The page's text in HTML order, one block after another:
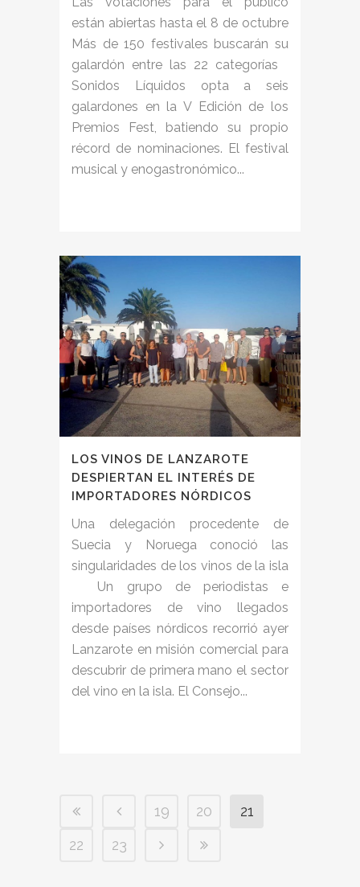
están abiertas hasta el 8 de octubre
Más de 150 festivales buscarán su
galardón entre las 22 categorías
Sonidos Líquidos opta a seis
galardones en la V Edición de los
Premios Fest, batiendo su propio
récord de nominaciones. El festival
musical y enogastronómico...
LOS VINOS DE LANZAROTE
DESPIERTAN EL INTERÉS DE
IMPORTADORES NÓRDICOS
Una delegación procedente de
Suecia y Noruega conoció las
singularidades de los vinos de la isla
Un grupo de periodistas e
importadores de vino llegados
desde países nórdicos recorrió ayer
Lanzarote en misión comercial para
descubrir de primera mano el sector
del vino en la isla. El Consejo...
19 20
21
22
23